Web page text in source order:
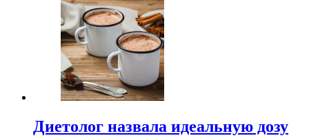
Диетолог назвала идеальную дозу